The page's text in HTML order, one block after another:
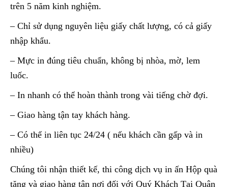
trên 5 năm kinh nghiệm.
– Chỉ sử dụng nguyên liệu giấy chất lượng, có cả giấy
nhập khẩu.
– Mực in đúng tiêu chuẩn, không bị nhòa, mờ, lem
luốc.
– In nhanh có thể hoàn thành trong vài tiếng chờ đợi.
– Giao hàng tận tay khách hàng.
– Có thể in liên tục 24/24 ( nếu khách cần gấp và in
nhiều)
Chúng tôi nhận thiết kế, thi công dịch vụ in ấn Hộp quà
tặng và giao hàng tận nơi đối với Quý Khách Tại Quận